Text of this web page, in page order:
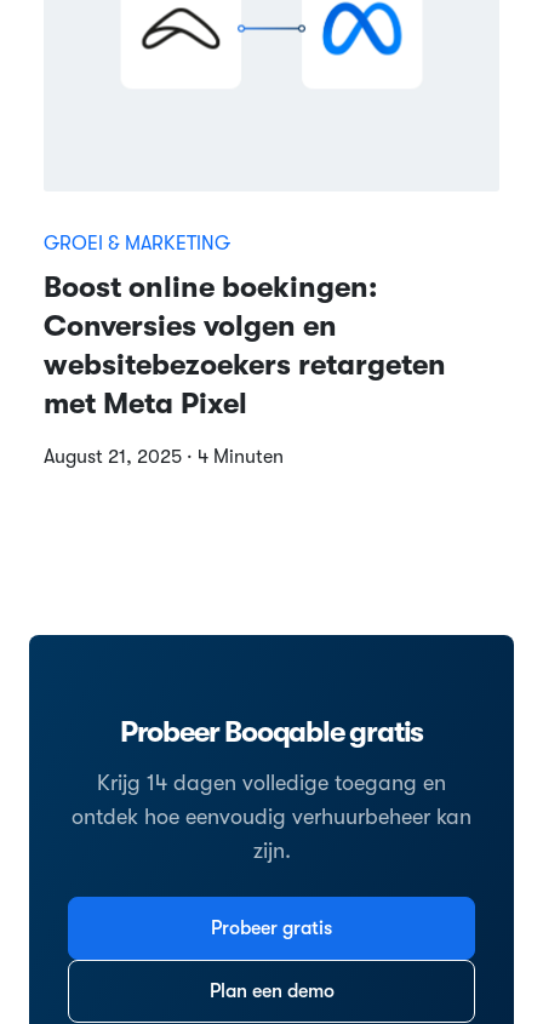
GROEI & MARKETING
Boost online boekingen:
Conversies volgen en
websitebezoekers retargeten
met Meta Pixel
August 21, 2025 · 4 Minuten
Probeer Booqable gratis
Krijg 14 dagen volledige toegang en
ontdek hoe eenvoudig verhuurbeheer kan
zijn.
Probeer gratis
Plan een demo